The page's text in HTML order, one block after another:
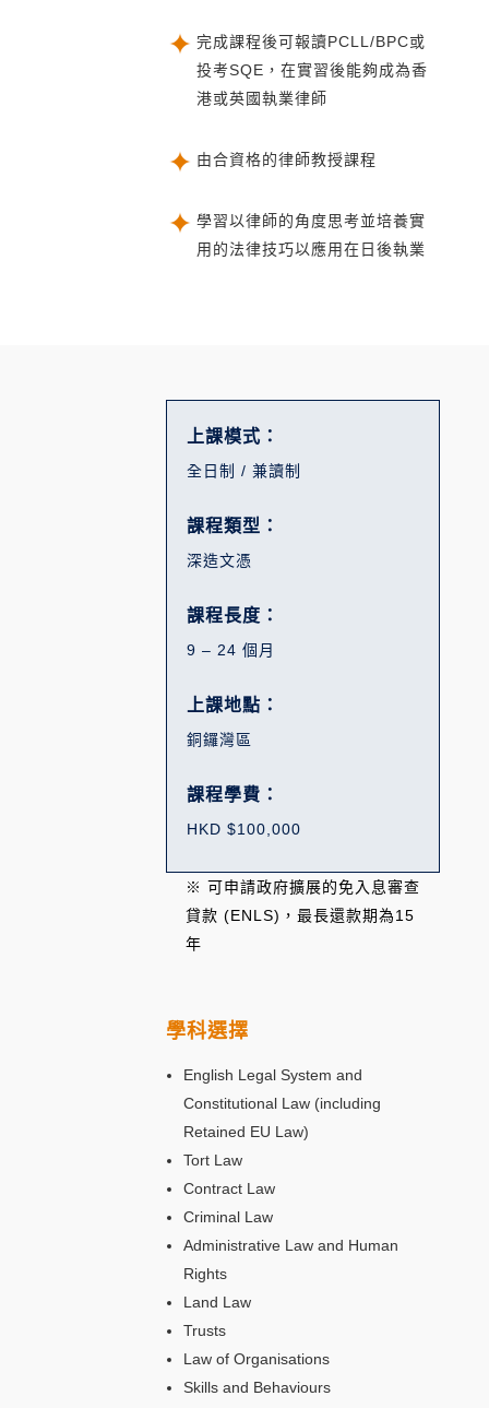
完成課程後可報讀PCLL/BPC或
投考SQE，在實習後能夠成為香
港或英國執業律師
由合資格的律師教授課程
學習以律師的角度思考並培養實
用的法律技巧以應用在日後執業
上課模式：
全日制 / 兼讀制
課程類型：
深造文憑
課程長度：
9 – 24 個月
上課地點：
銅鑼灣區
課程學費：
HKD $100,000
※ 可申請政府擴展的免入息審查
貸款 (ENLS)，最長還款期為15
年
學科選擇
English Legal System and
Constitutional Law (including
Retained EU Law)
Tort Law
Contract Law
Criminal Law
Administrative Law and Human
Rights
Land Law
Trusts
Law of Organisations
Skills and Behaviours